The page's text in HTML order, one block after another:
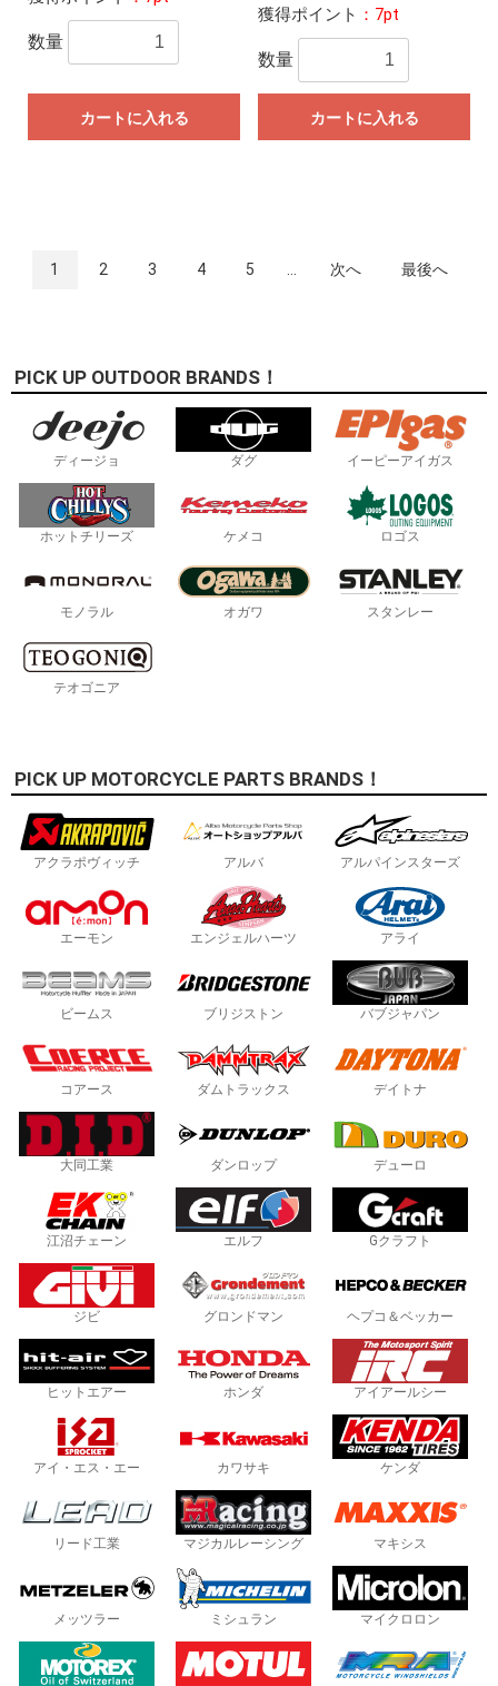
数量
カートに入れる
獲得ポイント ：7pt
数量
カートに入れる
1 2 3 4 5 次へ 最後へ
PICK UP OUTDOOR BRANDS！
ディージョ ダグ イーピーアイガス
ホットチリーズ ケメコ ロゴス
モノラル オガワ スタンレー
テオゴニア
PICK UP MOTORCYCLE PARTS BRANDS！
アクラポヴィッチ アルバ アルパインスターズ
エーモン エンジェルハーツ アライ
ビームス ブリジストン バブジャパン
コアース ダムトラックス デイトナ
大同工業 ダンロップ デューロ
江沼チェーン エルフ Gクラフト
ジビ グロンドマン ヘプコ＆ベッカー
ヒットエアー ホンダ アイアールシー
アイ・エス・エー カワサキ ケンダ
リード工業 マジカルレーシング マキシス
メッツラー ミシュラン マイクロロン